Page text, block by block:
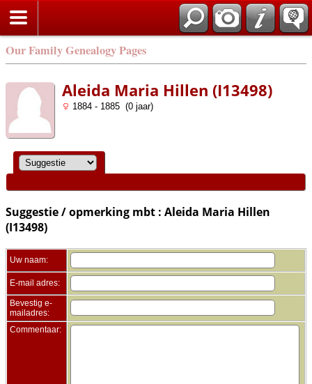
Our Family Genealogy Pages
Aleida Maria Hillen (I13498)
1884 - 1885 (0 jaar)
Suggestie / opmerking mbt : Aleida Maria Hillen
(I13498)
Uw naam:
E-mail adres:
Bevestig e-
mailadres:
Commentaar: